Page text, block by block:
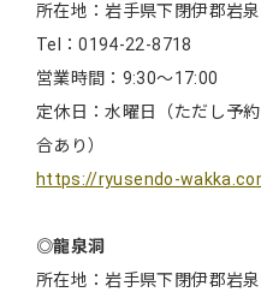
所在地：岩手県下閉伊郡岩
Tel：0194-22-8718
営業時間：9:30～17:00
定休日：水曜日（ただし予
合あり）
https://ryusendo-
◎龍泉洞
所在地：岩手県下閉伊郡岩